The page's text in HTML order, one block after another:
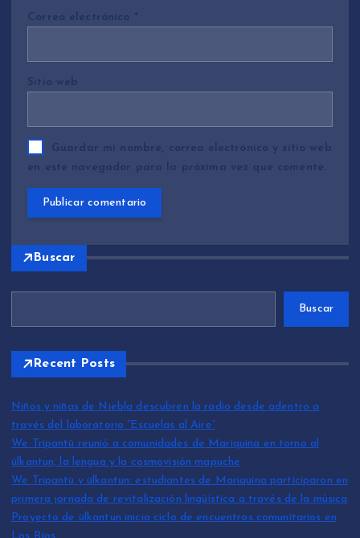
Correo electrónico *
Sitio web
Guardar mi nombre, correo electrónico y sitio web
en este navegador para la próxima vez que comente.
Buscar
Buscar
Recent Posts
Niños y niñas de Niebla descubren la radio desde adentro a
través del laboratorio “Escuelas al Aire”
We Tripantü reunió a comunidades de Mariquina en torno al
ülkantun, la lengua y la cosmovisión mapuche
We Tripantü y ülkantun: estudiantes de Mariquina participaron en
primera jornada de revitalización lingüística a través de la música
Proyecto de ülkantun inicia ciclo de encuentros comunitarios en